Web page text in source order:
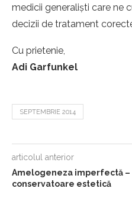
medicii generalişti care ne
decizii de tratament
Cu prietenie,
Adi Garfunkel
SEPTEMBRIE 2014
articolul anterior
Amelogeneza imperfectă
conservatoare estetică